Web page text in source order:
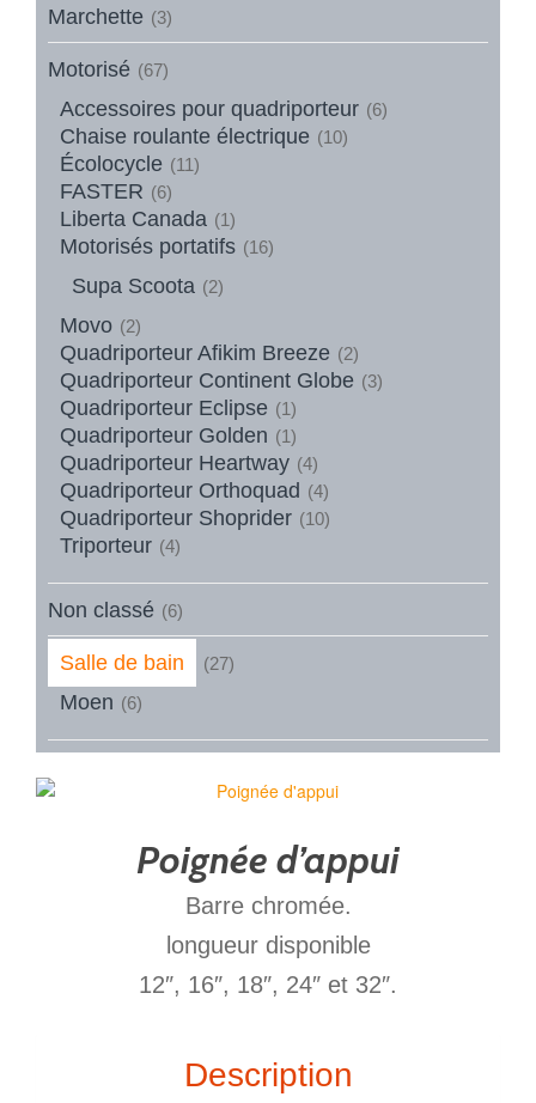
Marchette (3)
Motorisé (67)
Accessoires pour quadriporteur (6)
Chaise roulante électrique (10)
Écolocycle (11)
FASTER (6)
Liberta Canada (1)
Motorisés portatifs (16)
Supa Scoota (2)
Movo (2)
Quadriporteur Afikim Breeze (2)
Quadriporteur Continent Globe (3)
Quadriporteur Eclipse (1)
Quadriporteur Golden (1)
Quadriporteur Heartway (4)
Quadriporteur Orthoquad (4)
Quadriporteur Shoprider (10)
Triporteur (4)
Non classé (6)
Salle de bain (27)
Moen (6)
Poignée d’appui
Barre chromée.
longueur disponible
12″, 16″, 18″, 24″ et 32″.
Description